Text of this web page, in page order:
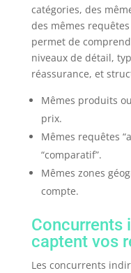
catégories, des
des mêmes
permet de
niveaux de détail,
réassurance, et
Mêmes produits
prix.
Mêmes requêtes
“comparatif”.
Mêmes zones
compte.
Concurrents
captent vos
Les concurrents